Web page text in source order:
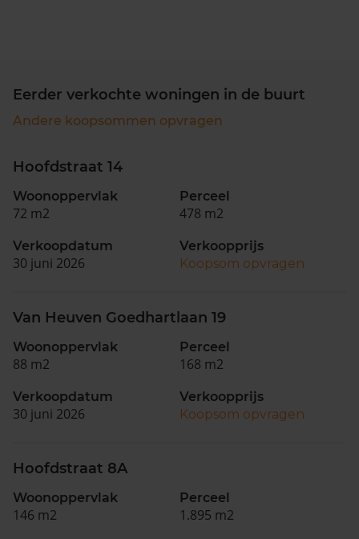
Eerder verkochte woningen in de buurt
Andere koopsommen opvragen
Hoofdstraat 14
Woonoppervlak
72 m2
Perceel
478 m2
Verkoopdatum
30 juni 2026
Verkoopprijs
Koopsom opvragen
Van Heuven Goedhartlaan 19
Woonoppervlak
88 m2
Perceel
168 m2
Verkoopdatum
30 juni 2026
Verkoopprijs
Koopsom opvragen
Hoofdstraat 8A
Woonoppervlak
146 m2
Perceel
1.895 m2